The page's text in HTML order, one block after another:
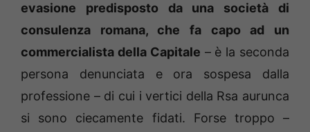
evasione predisposto da una società di
consulenza romana, che fa capo ad un
commercialista della Capitale – è la seconda
persona denunciata e ora sospesa dalla
professione – di cui i vertici della Rsa aurunca
si sono ciecamente fidati. Forse troppo –